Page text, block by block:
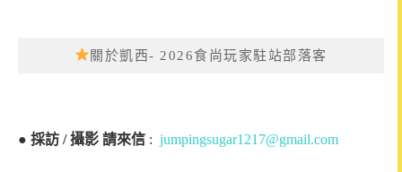
關於凱西- 2026食尚玩家駐站部落客
● 採訪 / 攝影 請來信 : jumpingsugar1217@gmail.com